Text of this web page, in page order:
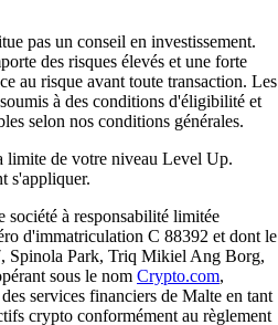
et tout ce qu'il faut savoir
vers des marchés valant plusieurs
imposés comme l'un des phénomènes
Découvrez comment ils
et comment y investir.
à l'échelle
de 90 pays